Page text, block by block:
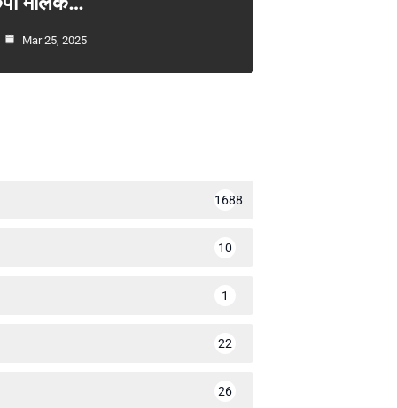
Mar 25, 2025
1688
10
1
22
26